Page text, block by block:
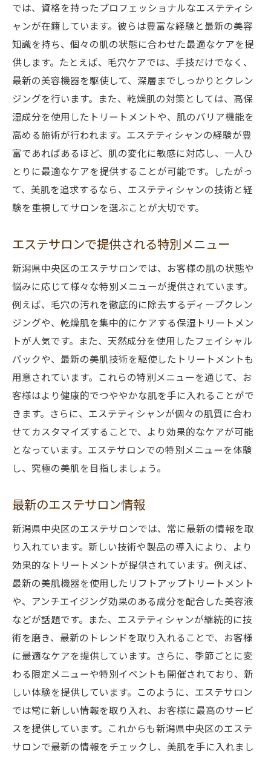
では、資格を持ったプロフェッショナルなエステティシ
ャンが在籍しています。彼らは豊富な経験と最新の美容
知識を持ち、個々の肌の状態に合わせた最適なケアを提
供します。たとえば、毛穴ケアでは、手技だけでなく、
最新の美容機器を駆使して、深層までしっかりとクレン
ジングを行います。また、乾燥肌の対策としては、高保
湿成分を使用したトリートメントや、肌のバリア機能を
高める施術が行われます。エステティシャンの経験が豊
富であればあるほど、肌の変化に敏感に対応し、一人ひ
とりに最適なケアを提供することが可能です。したがっ
て、美肌を追求するなら、エステティシャンの技術と経
験を重視してサロンを選ぶことが大切です。
エステサロンで提供される特別メニュー
新潟県中央区のエステサロンでは、お客様の肌の状態や
悩みに応じて様々な特別メニューが提供されています。
例えば、毛穴の汚れを徹底的に除去するディープクレン
ジングや、乾燥肌を集中的にケアする保湿トリートメン
トが人気です。また、天然成分を使用したフェイシャル
パックや、最新の美肌技術を駆使したトリートメントも
用意されています。これらの特別メニューを通じて、お
客様はより健康的でつややかな肌を手に入れることがで
きます。さらに、エステティシャンが個々の肌質に合わ
せてカスタマイズすることで、より効果的なケアが可能
となっています。エステサロンでの特別メニューを体験
し、究極の美肌を目指しましょう。
最新のエステサロン情報
新潟県中央区のエステサロンでは、常に最新の情報を取
り入れています。新しい技術や製品の導入により、より
効果的なトリートメントが提供されています。例えば、
最新の美肌機器を使用したリフトアップトリートメント
や、アンチエイジング効果のある成分を配合した美容液
などが話題です。また、エステティシャンが継続的に技
術を磨き、最新のトレンドを取り入れることで、お客様
に最適なケアを提供しています。さらに、季節ごとに変
わる限定メニューや特別イベントも開催されており、新
しい体験を提供しています。このように、エステサロン
では常に新しい情報を取り入れ、お客様に最高のサービ
スを提供しています。これからも新潟県中央区のエステ
サロンで最新の情報をチェックし、美肌を手に入れまし